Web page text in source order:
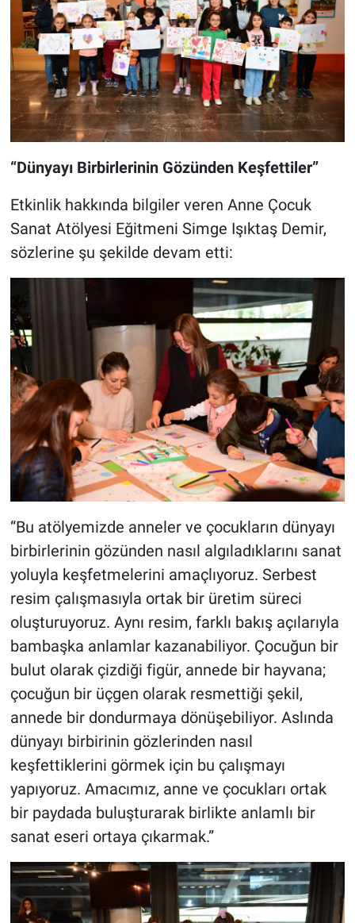
“Dünyayı Birbirlerinin Gözünden Keşfettiler”
Etkinlik hakkında bilgiler veren Anne Çocuk
Sanat Atölyesi Eğitmeni Simge Işıktaş Demir,
sözlerine şu şekilde devam etti:
“Bu atölyemizde anneler ve çocukların dünyayı
birbirlerinin gözünden nasıl algıladıklarını sanat
yoluyla keşfetmelerini amaçlıyoruz. Serbest
resim çalışmasıyla ortak bir üretim süreci
oluşturuyoruz. Aynı resim, farklı bakış açılarıyla
bambaşka anlamlar kazanabiliyor. Çocuğun bir
bulut olarak çizdiği figür, annede bir hayvana;
çocuğun bir üçgen olarak resmettiği şekil,
annede bir dondurmaya dönüşebiliyor. Aslında
dünyayı birbirinin gözlerinden nasıl
keşfettiklerini görmek için bu çalışmayı
yapıyoruz. Amacımız, anne ve çocukları ortak
bir paydada buluşturarak birlikte anlamlı bir
sanat eseri ortaya çıkarmak.”